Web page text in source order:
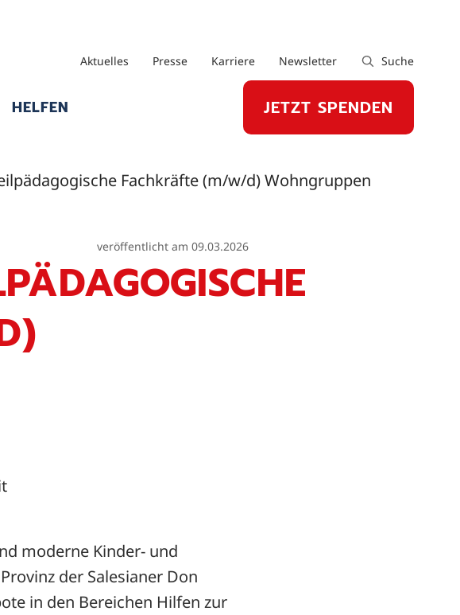
HELFEN JETZT SPENDEN
Aktuelles Presse Karriere Newsletter Suche
Fachkräfte (m/w/d) Wohngruppen
veröffentlicht am 09.03.2026
moderne Kinder- und
der Salesianer Don
in den Bereichen Hilfen zur